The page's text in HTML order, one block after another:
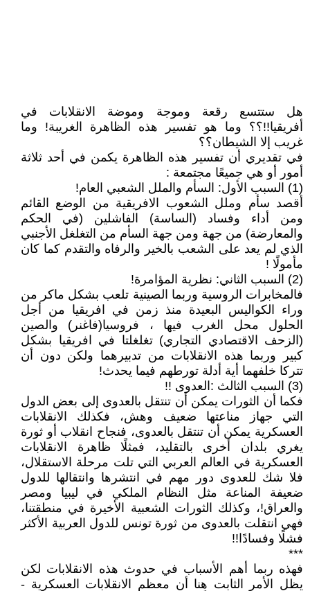
هل ستتسع رقعة وموجة وموضة الانقلابات في
أفريقيا!!؟؟ وما هو تفسير هذه الظاهرة الغريبة! وما
غريب إلا الشيطان؟؟
في تقديري أن تفسير هذه الظاهرة يكمن في أحد ثلاثة
أمور أو هي جميعًا مجتمعة :
(1) السبب الأول: السأم والملل الشعبي العام!
أقصد سأم وملل الشعوب الافريقية من الوضع القائم
ومن أداء وفساد (الساسة) الفاشلين (في الحكم
والمعارضة) من جهة ومن جهة السأم من التغلغل الأجنبي
الذي لم يعد على الشعب بالخير والرفاه والتقدم كما كان
مأمولًا !
(2) السبب الثاني: نظرية المؤامرة!
فالمخابرات الروسية وربما الصينية تلعب بشكل ماكر من
وراء الكواليس البعيدة منذ زمن في افريقيا من أجل
الحلول محل الغرب فيها ، فروسيا(فاغنر) والصين
(الزحف الاقتصادي التجاري) تغلغلتا في افريقيا بشكل
كبير وربما هذه الانقلابات من تدبيرهما ولكن دون أن
تتركا خلفهما أية أدلة تورطهم فيما يحدث!
(3) السبب الثالث :العدوى !!
فكما أن الثورات يمكن أن تنتقل بالعدوى إلى بعض الدول
التي جهاز مناعتها ضعيف وهش، فكذلك الانقلابات
العسكرية يمكن أن تنتقل بالعدوى، فنجاح انقلاب أو ثورة
يغري بلدان أخرى بالتقليد، فمثلًا ظاهرة الانقلابات
العسكرية في العالم العربي التي تلت مرحلة الاستقلال،
فلا شك للعدوى دور مهم في انتشرها وانتقالها للدول
ضعيفة المناعة مثل النظام الملكي في ليبيا ومصر
والعراق!، وكذلك الثورات الشعبية الأخيرة في منطقتنا،
فهي انتقلت بالعدوى من ثورة تونس للدول العربية الأكثر
فشلًا وفسادًا!!
***
فهذه ربما أهم الأسباب في حدوث هذه الانقلابات لكن
يظل الأمر الثابت هنا أن معظم الانقلابات العسكرية -